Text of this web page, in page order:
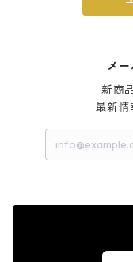
メ
新商
最新情